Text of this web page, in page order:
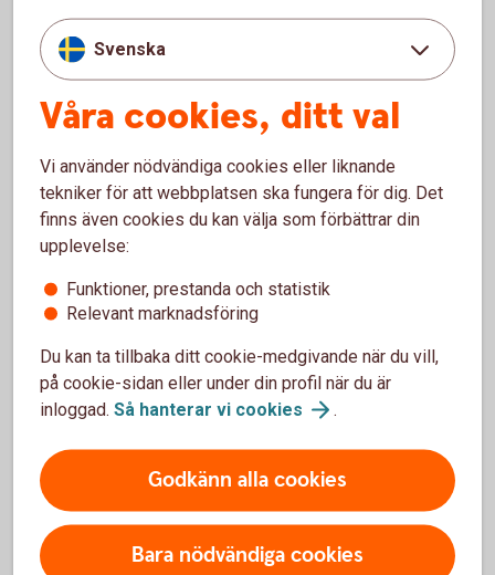
parter och registreras hos skatteverket för att
det ska vara giltigt.
Madelén Falkenhäll
Ekonom för Finansiell hälsa
Vill du ha hjälp med juridiken?
Svenska
Våra cookies, ditt val
Vi använder nödvändiga cookies eller liknande
tekniker för att webbplatsen ska fungera för dig. Det
finns även cookies du kan välja som förbättrar din
upplevelse:
Funktioner, prestanda och statistik
Relevant marknadsföring
Du kan ta tillbaka ditt cookie-medgivande när du vill,
på cookie-sidan eller under din profil när du är
inloggad. Så hanterar vi cookies .
Godkänn alla cookies
Bara nödvändiga cookies